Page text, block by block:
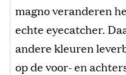
magno veranderen
echte eyecatcher.
andere kleuren
op de voor- en